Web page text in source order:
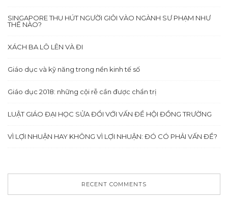
SINGAPORE THU HÚT NGƯỜI GIỎI VÀO NGÀNH SƯ PHẠM NHƯ
THẾ NÀO?
XÁCH BA LÔ LÊN VÀ ĐI
Giáo dục và kỹ năng trong nền kinh tế số
Giáo dục 2018: những cội rễ cần được chẩn trị
LUẬT GIÁO ĐẠI HỌC SỬA ĐỔI VỚI VẤN ĐỀ HỘI ĐỒNG TRƯỜNG
VÌ LỢI NHUẬN HAY KHÔNG VÌ LỢI NHUẬN: ĐÓ CÓ PHẢI VẤN ĐỀ?
RECENT COMMENTS